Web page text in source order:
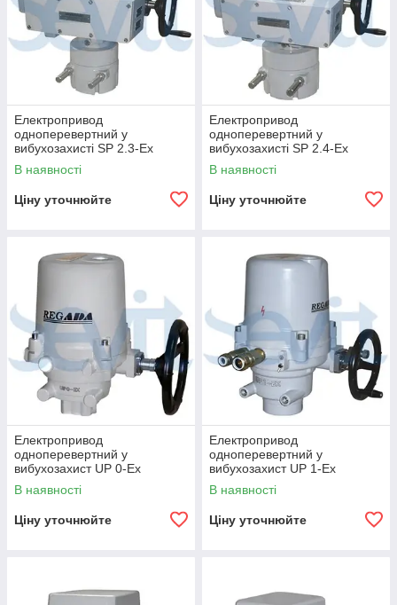
Електропривод
одноперевертний у
вибухозахисті SP 2.3-Ex
В наявності
Ціну уточнюйте
Електропривод
одноперевертний у
вибухозахисті SP 2.4-Ex
В наявності
Ціну уточнюйте
Електропривод
одноперевертний у
вибухозахист UP 0-Ex
В наявності
Ціну уточнюйте
Електропривод
одноперевертний у
вибухозахист UP 1-Ex
В наявності
Ціну уточнюйте